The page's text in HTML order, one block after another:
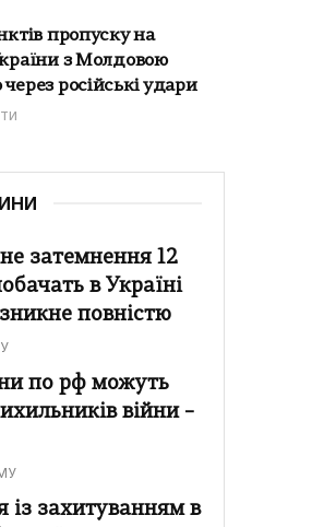
пропуску на
з Молдовою
російські удари
затемнення 12
в Україні
повністю
по рф можуть
війни –
із захитуванням в